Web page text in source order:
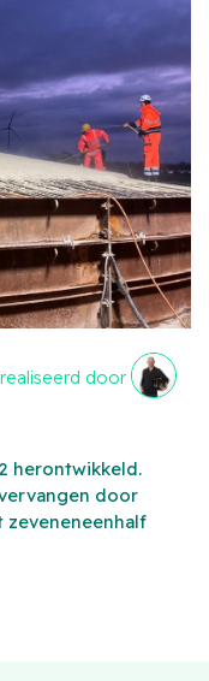
door
herontwikkeld.
door
zeveneneenhalf